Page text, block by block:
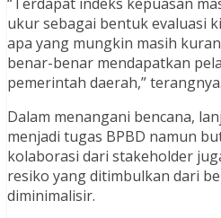
ukur sebagai bentuk evaluasi
apa yang mungkin masih
benar-benar mendapatkan
pemerintah daerah,” terangnya.
Dalam menangani bencana,
menjadi tugas BPBD namun
kolaborasi dari stakeholder
resiko yang ditimbulkan dari
diminimalisir.